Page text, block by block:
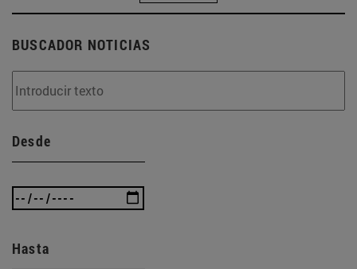
BUSCADOR NOTICIAS
Desde
Hasta